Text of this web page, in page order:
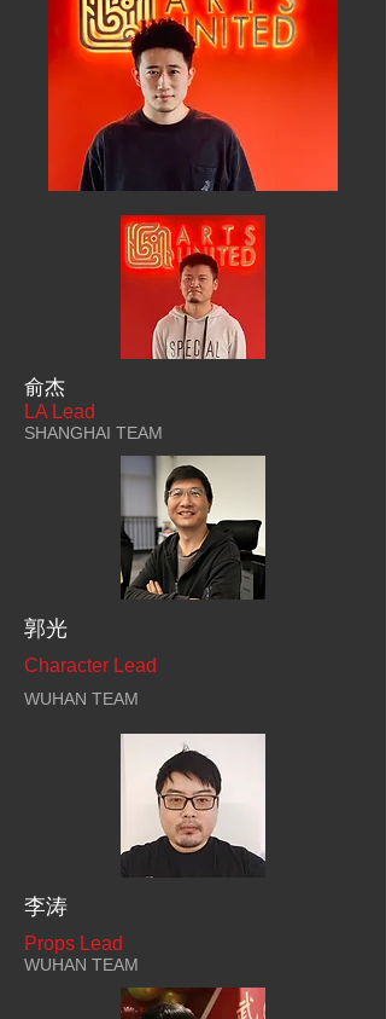
俞杰
LA Lead
SHANGHAI TEAM
郭光
Character Lead
WUHAN TEAM
李涛
Props Lead
WUHAN TEAM